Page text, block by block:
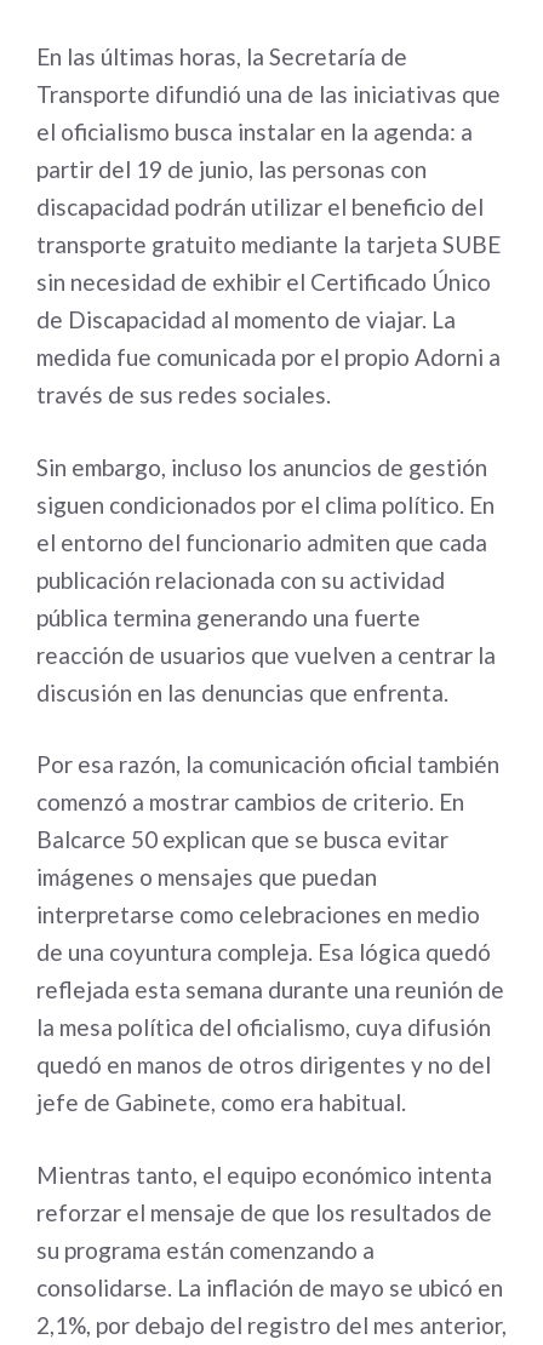
En las últimas horas, la Secretaría de
Transporte difundió una de las iniciativas que
el oficialismo busca instalar en la agenda: a
partir del 19 de junio, las personas con
discapacidad podrán utilizar el beneficio del
transporte gratuito mediante la tarjeta SUBE
sin necesidad de exhibir el Certificado Único
de Discapacidad al momento de viajar. La
medida fue comunicada por el propio Adorni a
través de sus redes sociales.
Sin embargo, incluso los anuncios de gestión
siguen condicionados por el clima político. En
el entorno del funcionario admiten que cada
publicación relacionada con su actividad
pública termina generando una fuerte
reacción de usuarios que vuelven a centrar la
discusión en las denuncias que enfrenta.
Por esa razón, la comunicación oficial también
comenzó a mostrar cambios de criterio. En
Balcarce 50 explican que se busca evitar
imágenes o mensajes que puedan
interpretarse como celebraciones en medio
de una coyuntura compleja. Esa lógica quedó
reflejada esta semana durante una reunión de
la mesa política del oficialismo, cuya difusión
quedó en manos de otros dirigentes y no del
jefe de Gabinete, como era habitual.
Mientras tanto, el equipo económico intenta
reforzar el mensaje de que los resultados de
su programa están comenzando a
consolidarse. La inflación de mayo se ubicó en
2,1%, por debajo del registro del mes anterior,